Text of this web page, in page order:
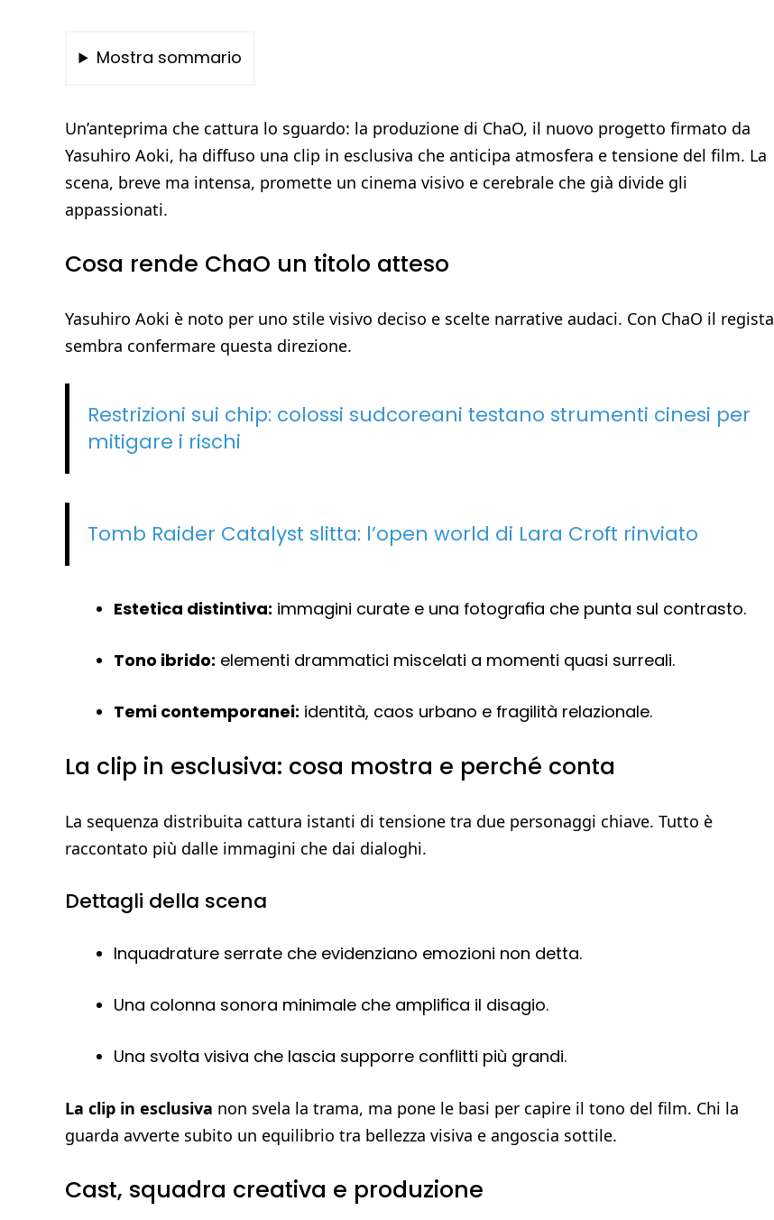
Mostra sommario
Un’anteprima che cattura lo sguardo: la produzione di ChaO, il nuovo progetto firmato da
Yasuhiro Aoki, ha diffuso una clip in esclusiva che anticipa atmosfera e tensione del film. La
scena, breve ma intensa, promette un cinema visivo e cerebrale che già divide gli
appassionati.
Cosa rende ChaO un titolo atteso
Yasuhiro Aoki è noto per uno stile visivo deciso e scelte narrative audaci. Con ChaO il regista
sembra confermare questa direzione.
Restrizioni sui chip: colossi sudcoreani testano strumenti cinesi per
mitigare i rischi
Tomb Raider Catalyst slitta: l’open world di Lara Croft rinviato
Estetica distintiva: immagini curate e una fotografia che punta sul contrasto.
Tono ibrido: elementi drammatici miscelati a momenti quasi surreali.
Temi contemporanei: identità, caos urbano e fragilità relazionale.
La clip in esclusiva: cosa mostra e perché conta
La sequenza distribuita cattura istanti di tensione tra due personaggi chiave. Tutto è
raccontato più dalle immagini che dai dialoghi.
Dettagli della scena
Inquadrature serrate che evidenziano emozioni non detta.
Una colonna sonora minimale che amplifica il disagio.
Una svolta visiva che lascia supporre conflitti più grandi.
La clip in esclusiva non svela la trama, ma pone le basi per capire il tono del film. Chi la
guarda avverte subito un equilibrio tra bellezza visiva e angoscia sottile.
Cast, squadra creativa e produzione